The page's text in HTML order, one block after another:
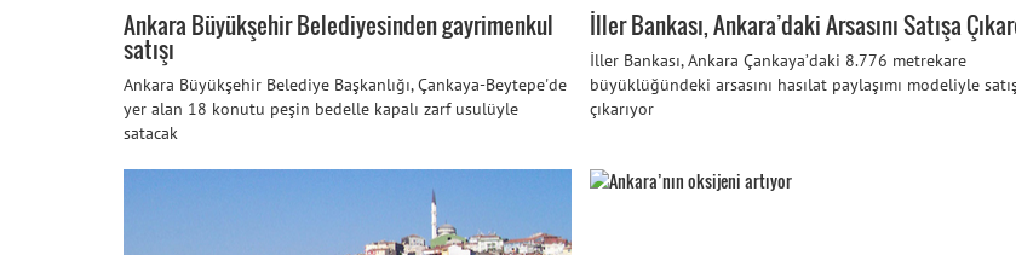
Ankara Büyükşehir Belediyesinden gayrimenkul
satışı
Ankara Büyükşehir Belediye Başkanlığı, Çankaya-Beytepe'de
yer alan 18 konutu peşin bedelle kapalı zarf usulüyle
satacak
İller Bankası, Ankara’daki Arsasını Satışa
İller Bankası, Ankara Çankaya’daki 8.776 metrekare
büyüklüğündeki arsasını hasılat paylaşımı modeliyle
çıkarıyor